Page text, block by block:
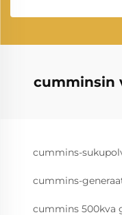
cumminsin
cummins-
cummins-
cummins 500kva